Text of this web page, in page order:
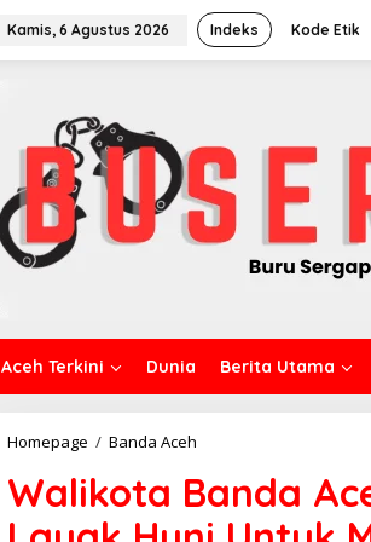
Kamis, 6 Agustus 2026 Indeks Kode Etik
Aceh Terkini Dunia Berita Utama
Homepage / Banda Aceh
l
i
k
Walikota Banda